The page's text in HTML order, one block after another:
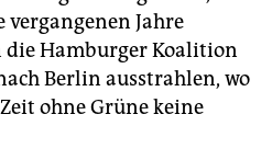
vergangenen Jahre
Hamburger Koalition
Berlin ausstrahlen, wo
ohne Grüne keine